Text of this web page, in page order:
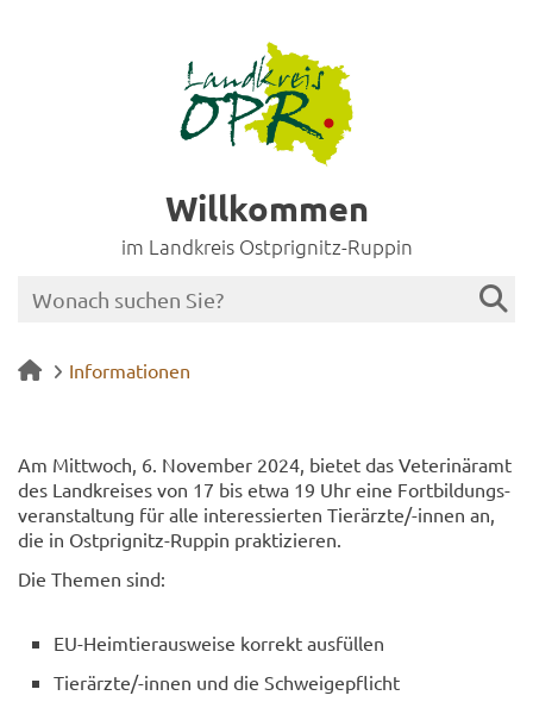
Willkommen
im Landkreis Ostprignitz-Ruppin
Informationen
Am Mitt­woch, 6. No­vem­ber 2024, bie­tet das Ve­te­ri­när­amt
des Land­krei­ses von 17 bis etwa 19 Uhr eine Fort­bil­dungs­
ver­an­stal­tung für alle in­ter­es­sier­ten Tier­ärz­te/-​innen an,
die in Ostprignitz-​Ruppin prak­ti­zie­ren.
Die The­men sind:
EU-​Heimtierausweise kor­rekt aus­fül­len
Tier­ärz­te/-​innen und die Schwei­ge­pflicht